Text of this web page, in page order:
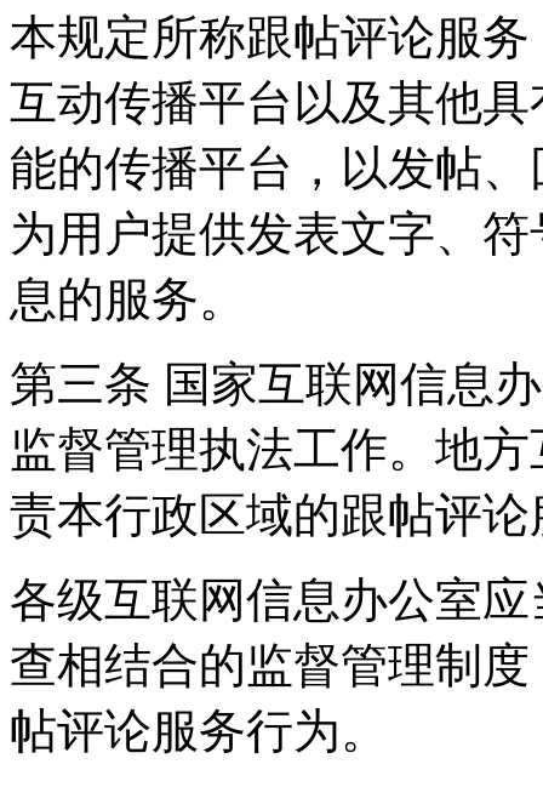
本规定所称跟帖评论服
互动传播平台以及其他
能的传播平台，以发帖
为用户提供发表文字、
息的服务。
第三条 国家互联网信息
监督管理执法工作。地
责本行政区域的跟帖评
各级互联网信息办公室
查相结合的监督管理制
帖评论服务行为。